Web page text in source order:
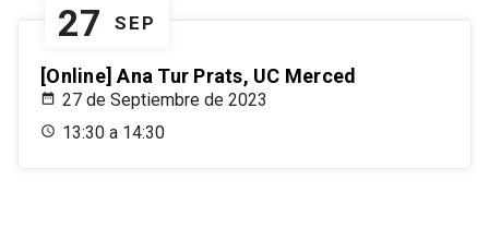
27 SEP
[Online] Ana Tur Prats, UC Merced
27 de Septiembre de 2023
13:30 a 14:30